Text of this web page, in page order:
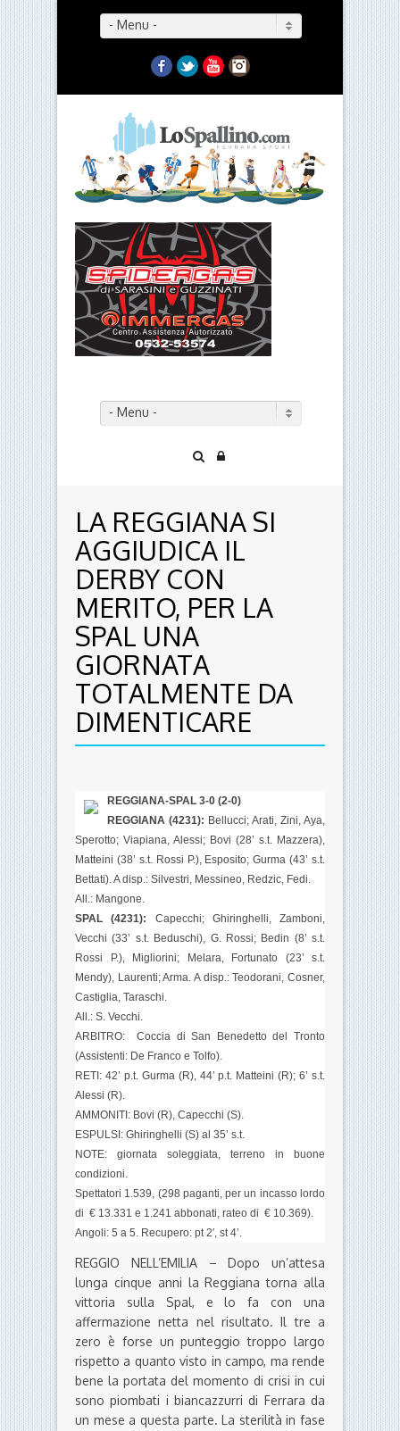
- Menu -
Facebook
TwitterYouTubeInstagram
- Menu -
LA REGGIANA SI
AGGIUDICA IL
DERBY CON
MERITO, PER LA
SPAL UNA
GIORNATA
TOTALMENTE DA
DIMENTICARE
REGGIANA-SPAL 3-0 (2-0)
REGGIANA (4231): Bellucci; Arati, Zini, Aya,
Sperotto; Viapiana, Alessi; Bovi (28’ s.t. Mazzera),
Matteini (38’ s.t. Rossi P.), Esposito; Gurma (43’ s.t.
Bettati). A disp.: Silvestri, Messineo, Redzic, Fedi.
All.: Mangone.
SPAL (4231):
Capecchi; Ghiringhelli, Zamboni,
Vecchi (33’ s.t. Beduschi), G. Rossi; Bedin (8’ s.t.
Rossi P.), Migliorini; Melara, Fortunato (23’ s.t.
Mendy), Laurenti; Arma. A disp.: Teodorani, Cosner,
Castiglia, Taraschi.
All.: S. Vecchi.
ARBITRO: Coccia di San Benedetto del Tronto
(Assistenti: De Franco e Tolfo).
RETI: 42’ p.t. Gurma (R), 44’ p.t. Matteini (R); 6’ s.t.
Alessi (R).
AMMONITI: Bovi (R), Capecchi (S).
ESPULSI: Ghiringhelli (S) al 35’ s.t.
NOTE: giornata soleggiata, terreno in buone
condizioni.
Spettatori 1.539, (298 paganti, per un incasso lordo
di € 13.331 e 1.241 abbonati, rateo di € 10.369).
Angoli: 5 a 5. Recupero: pt 2′, st 4’.
REGGIO NELL’EMILIA – Dopo un’attesa
lunga cinque anni la Reggiana torna alla
vittoria sulla Spal, e lo fa con una
affermazione netta nel risultato. Il tre a
zero è forse un punteggio troppo largo
rispetto a quanto visto in campo, ma rende
bene la portata del momento di crisi in cui
sono piombati i biancazzurri di Ferrara da
un mese a questa parte. La sterilità in fase